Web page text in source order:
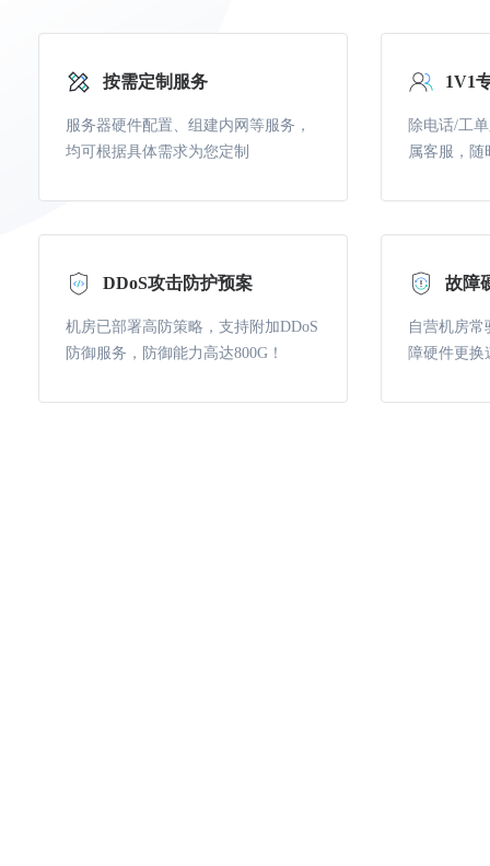
按需定制服务
服务器硬件配置、组建内网等服务，
均可根据具体需求为您定制
1V1
除电话/工
属客服，随
DDoS攻击防护预案
机房已部署高防策略，支持附加DDoS
防御服务，防御能力高达800G！
故障
自营机房
障硬件更换